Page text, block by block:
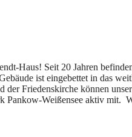
Haus! Seit 20 Jahren
ist eingebettet in das
der Friedenskirche können
Weißensee aktiv mit.